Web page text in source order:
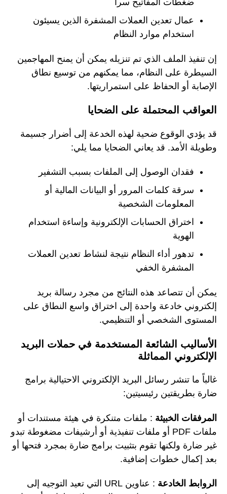
عمال تعدين العملات المشفرة الذين يسيئون
استخدام موارد النظام
إن تنفيذ الملف الذي تم تنزيله يمكن أن يمنح المهاجمين
السيطرة على النظام، مما يمكنهم من توسيع نطاق
الإصابة أو الحفاظ على استمراريتها.
العواقب المحتملة على الضحايا
قد يؤدي الوقوع ضحية لهذه الخدعة إلى أضرار جسيمة
وطويلة الأمد. قد يعاني الضحايا مما يلي:
فقدان الوصول إلى الملفات بسبب التشفير
سرقة كلمات المرور أو البيانات المالية أو
المعلومات الشخصية
اختراق الحسابات الإلكترونية وإساءة استخدام
الهوية
تدهور أداء النظام نتيجة لنشاط تعدين العملات
المشفرة الخفي
يمكن أن تتصاعد هذه النتائج من مجرد رسالة بريد
إلكتروني خادعة واحدة إلى اختراق واسع النطاق على
المستوى الشخصي أو التنظيمي.
الأساليب الشائعة المستخدمة في حملات البريد
الإلكتروني المماثلة
غالباً ما تنشر رسائل البريد الإلكتروني الاحتيالية برامج
ضارة بطريقتين رئيسيتين:
المرفقات الخبيثة : ملفات متنكرة في هيئة مستندات أو
ملفات PDF أو ملفات تنفيذية أو أرشيفات مضغوطة تبدو
غير ضارة ولكنها تقوم بتثبيت برامج ضارة بمجرد فتحها أو
بعد إكمال خطوات إضافية.
الروابط الخادعة
: عناوين URL التي تعيد التوجيه إلى